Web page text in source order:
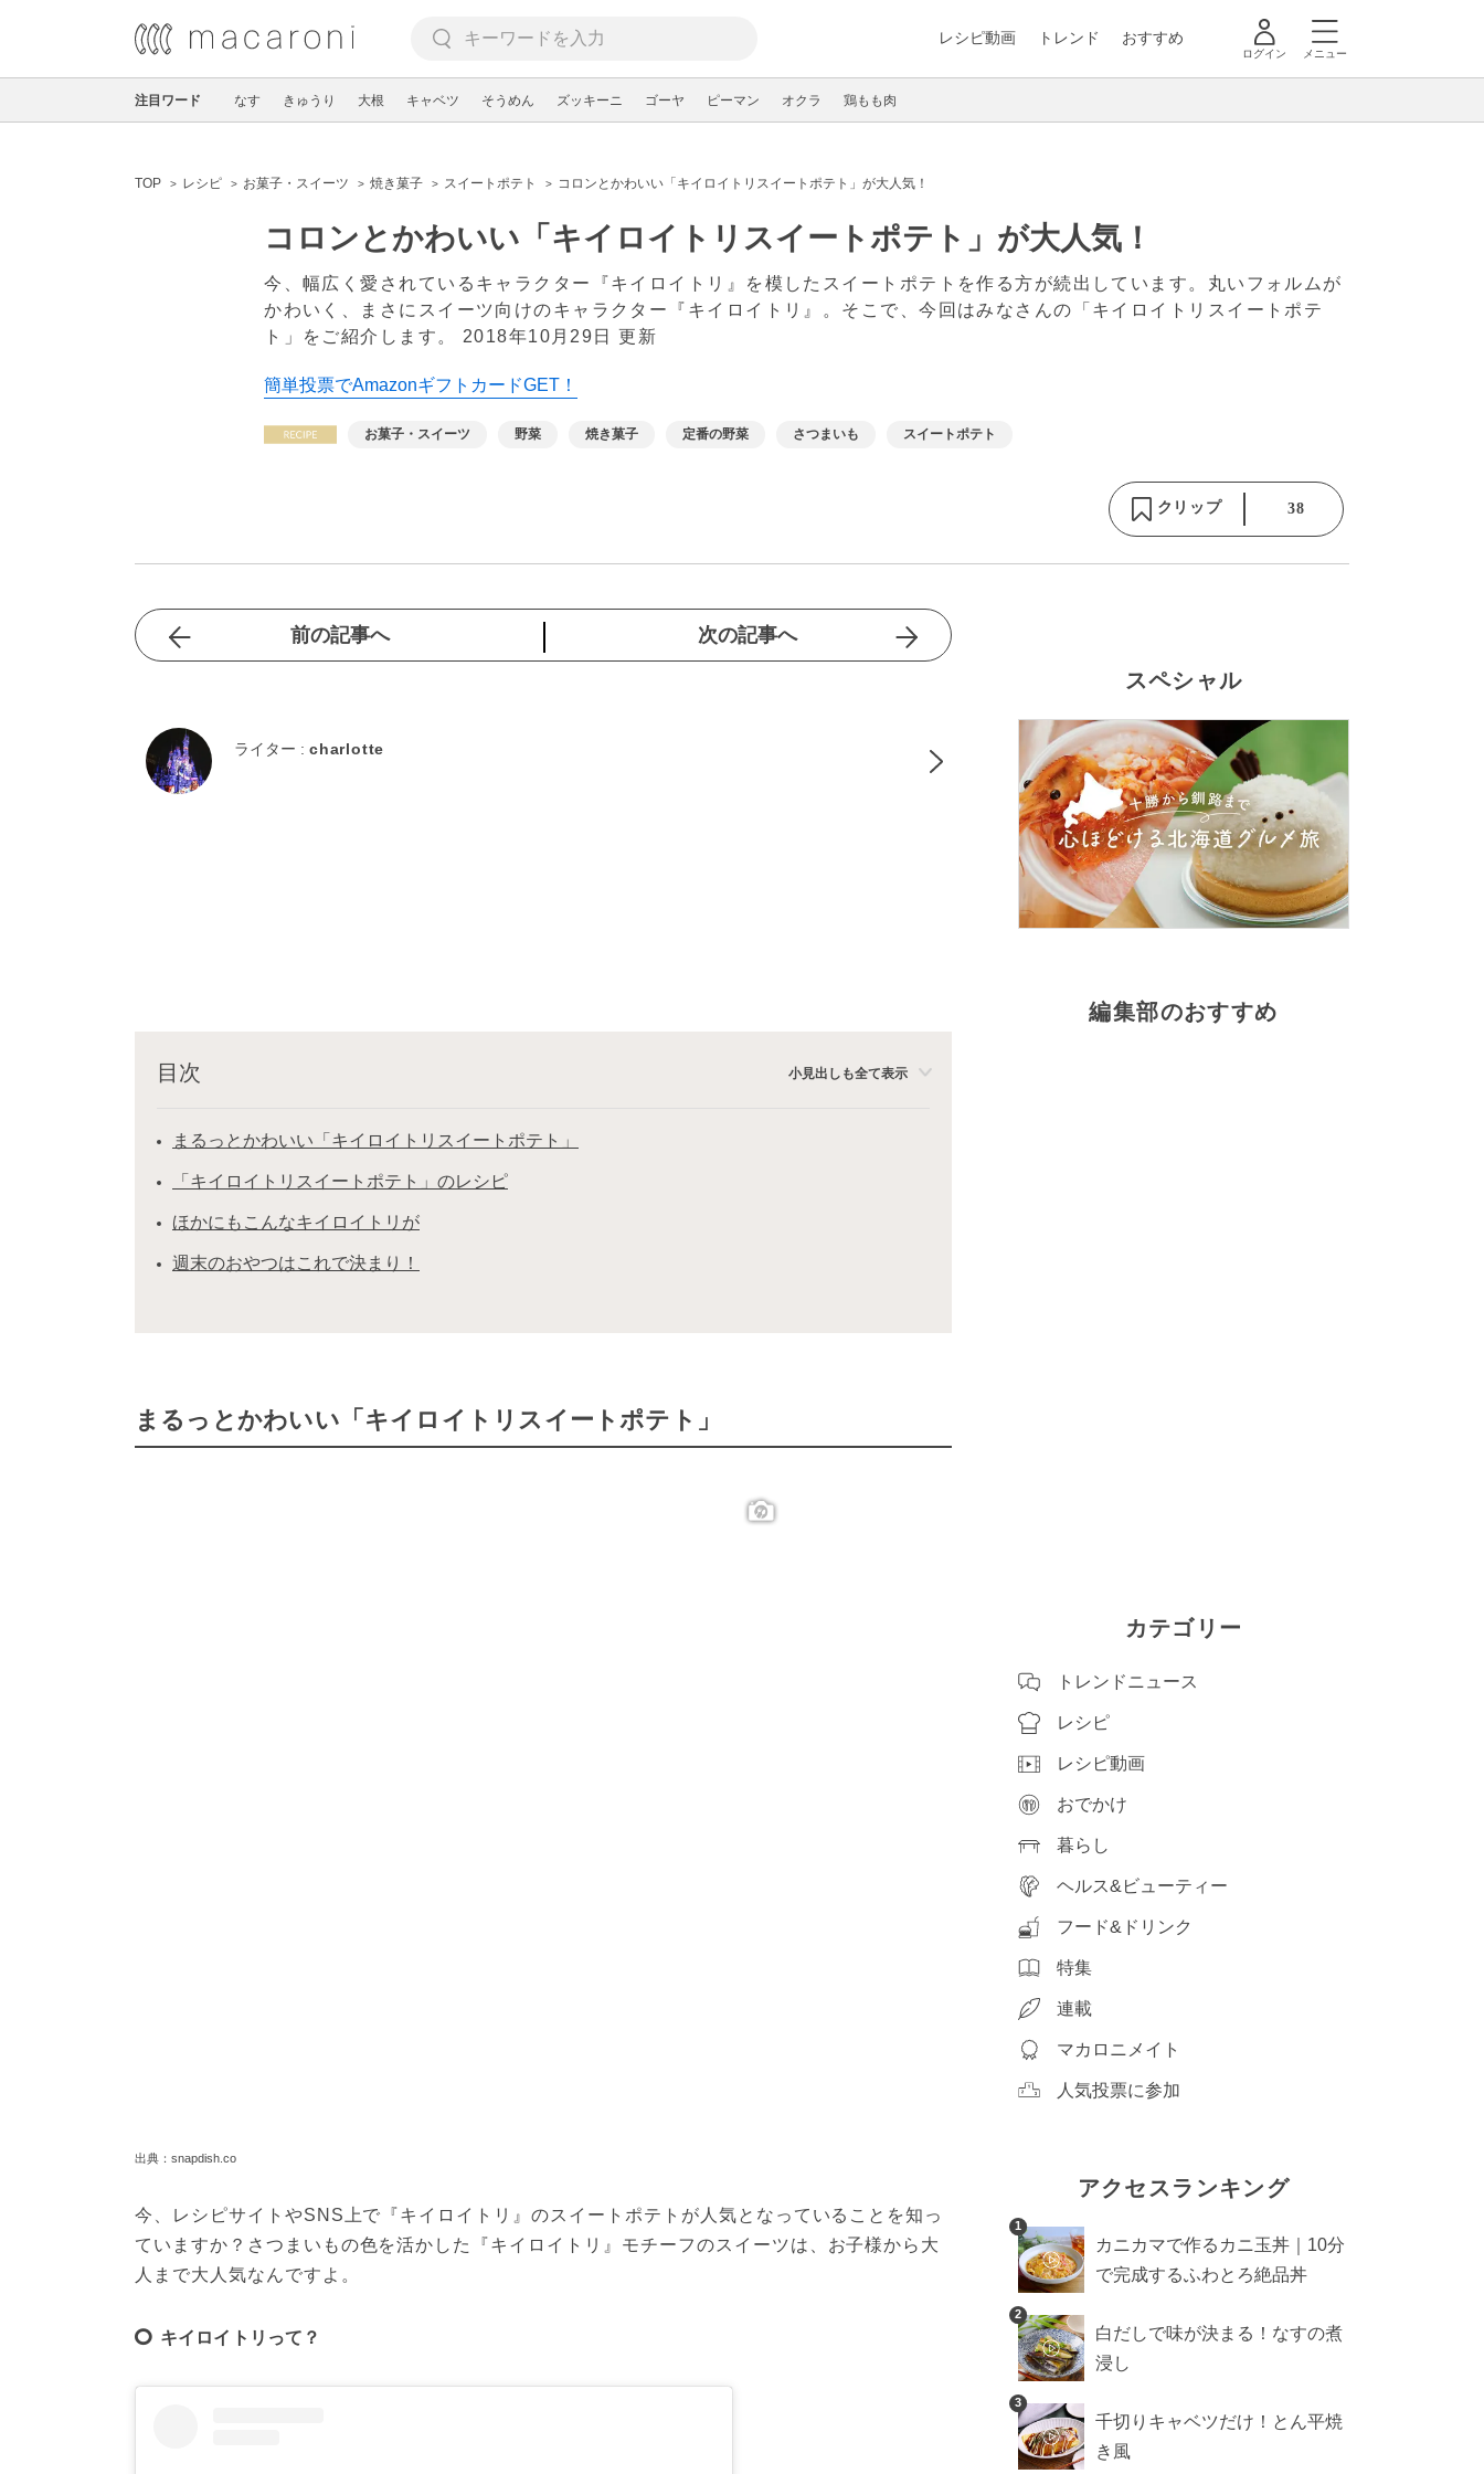
レシピ動画 トレンド おすすめ
ログイン メニュー
注目ワード なす きゅうり 大根 キャベツ そうめん ズッキーニ ゴーヤ ピーマン オクラ 鶏もも肉
TOP レシピ お菓子・スイーツ 焼き菓子 スイートポテト コロンとかわいい「キイロイトリスイートポテト」が大人気！
コロンとかわいい「キイロイトリスイートポテト」が大人気！
今、幅広く愛されているキャラクター『キイロイトリ』を模したスイートポテトを作る方が続出しています。丸いフォルムが
かわいく、まさにスイーツ向けのキャラクター『キイロイトリ』。そこで、今回はみなさんの「キイロイトリスイートポテ
ト」をご紹介します。 2018年10月29日 更新
簡単投票でAmazonギフトカードGET！
お菓子・スイーツ 野菜 焼き菓子 定番の野菜 さつまいも スイートポテト
クリップ 38
前の記事へ 次の記事へ
ライター : charlotte
目次 小見出しも全て表示
まるっとかわいい「キイロイトリスイートポテト」
「キイロイトリスイートポテト」のレシピ
ほかにもこんなキイロイトリが
週末のおやつはこれで決まり！
まるっとかわいい「キイロイトリスイートポテト」
出典：snapdish.co
今、レシピサイトやSNS上で『キイロイトリ』のスイートポテトが人気となっていることを知っ
ていますか？さつまいもの色を活かした『キイロイトリ』モチーフのスイーツは、お子様から大
人まで大人気なんですよ。
キイロイトリって？
スペシャル
編集部のおすすめ
カテゴリー
トレンドニュース
レシピ
レシピ動画
おでかけ
暮らし
ヘルス&ビューティー
フード&ドリンク
特集
連載
マカロニメイト
人気投票に参加
アクセスランキング
1
カニカマで作るカニ玉丼｜10分
で完成するふわとろ絶品丼
2
白だしで味が決まる！なすの煮
浸し
3
千切りキャベツだけ！とん平焼
き風